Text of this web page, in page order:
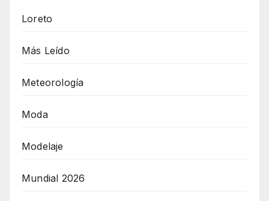
Loreto
Más Leído
Meteorología
Moda
Modelaje
Mundial 2026